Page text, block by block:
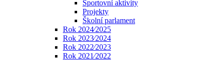
Sportovní aktivity
Projekty
Školní parlament
Rok 2024⁄2025
Rok 2023⁄2024
Rok 2022⁄2023
Rok 2021⁄2022